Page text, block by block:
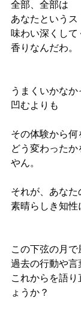
全部、全部は
あなたというス
味わい深くし
香りなんだわ。
うまくいかな
凹むよりも
その体験から何
どう変わった
やん。
それが、あなた
素晴らしき知性
この下弦の月
過去の行動や言
これからを語
ょうか？